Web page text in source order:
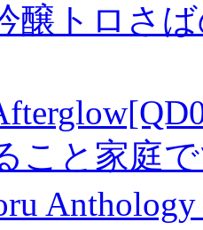
醸トロさ
こと家庭